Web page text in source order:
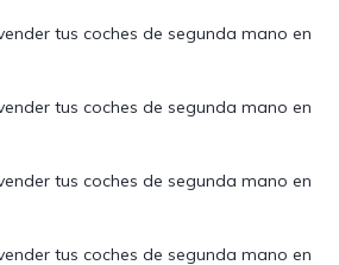
tus coches de segunda mano en
tus coches de segunda mano en
tus coches de segunda mano en
tus coches de segunda mano en